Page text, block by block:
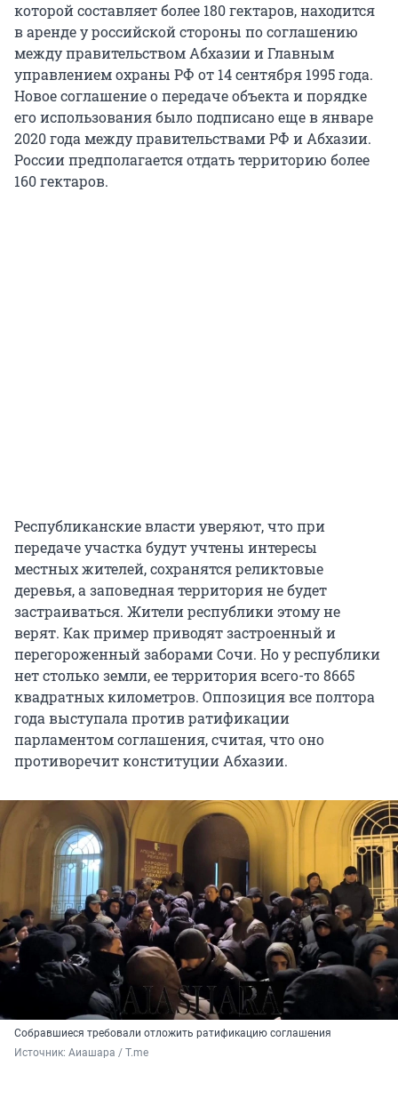
которой составляет более 180 гектаров, находится
в аренде у российской стороны по соглашению
между правительством Абхазии и Главным
управлением охраны РФ от 14 сентября 1995 года.
Новое соглашение о передаче объекта и порядке
его использования было подписано еще в январе
2020 года между правительствами РФ и Абхазии.
России предполагается отдать территорию более
160 гектаров.
Республиканские власти уверяют, что при
передаче участка будут учтены интересы
местных жителей, сохранятся реликтовые
деревья, а заповедная территория не будет
застраиваться. Жители республики этому не
верят. Как пример приводят застроенный и
перегороженный заборами Сочи. Но у республики
нет столько земли, ее территория всего-то 8665
квадратных километров. Оппозиция все полтора
года выступала против ратификации
парламентом соглашения, считая, что оно
противоречит конституции Абхазии.
Собравшиеся требовали отложить ратификацию соглашения
Источник: Аиашара / T.me